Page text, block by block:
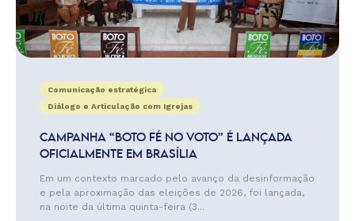
Comunicação estratégica
Diálogo e Articulação com Igrejas
CAMPANHA “BOTO FÉ NO VOTO” É LANÇADA
OFICIALMENTE EM BRASÍLIA
Em um contexto marcado pelo avanço da desinformação
e pela aproximação das eleições de 2026, foi lançada,
na noite da última quinta-feira (3...